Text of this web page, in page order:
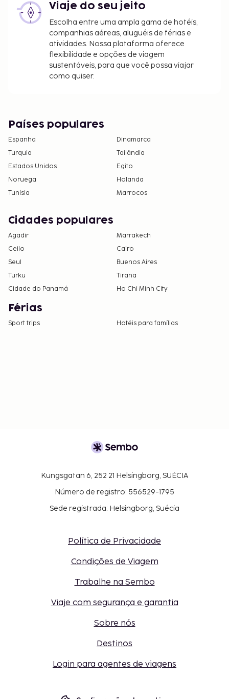
Viaje do seu jeito
Escolha entre uma ampla gama de hotéis,
companhias aéreas, aluguéis de férias e
atividades. Nossa plataforma oferece
flexibilidade e opções de viagem
sustentáveis, para que você possa viajar
como quiser.
Países populares
Espanha
Dinamarca
Turquia
Tailândia
Estados Unidos
Egito
Noruega
Holanda
Tunísia
Marrocos
Cidades populares
Agadir
Marrakech
Geilo
Cairo
Seul
Buenos Aires
Turku
Tirana
Cidade do Panamá
Ho Chi Minh City
Férias
Sport trips Hotéis para famílias
Kungsgatan 6, 252 21 Helsingborg, SUÉCIA
Número de registro: 556529-1795
Sede registrada: Helsingborg, Suécia
Política de Privacidade
Condições de Viagem
Trabalhe na Sembo
Viaje com segurança e garantia
Sobre nós
Destinos
Login para agentes de viagens